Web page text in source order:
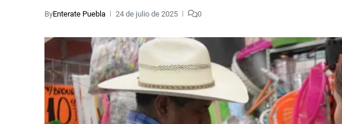
ByEnterate Puebla 24 de julio de 2025 0